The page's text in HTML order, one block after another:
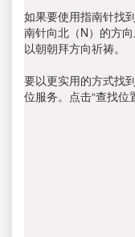
如果要使用指南针找
南针向北（N）的方
以朝朝拜方向祈祷。
要以更实用的方式找
位服务。点击“查找位